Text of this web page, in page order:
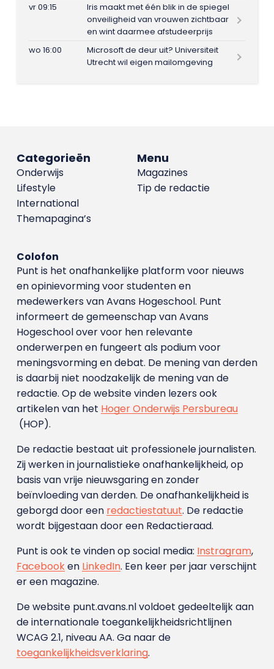
vr 09:15
Iris maakt met één blik in de spiegel
onveiligheid van vrouwen zichtbaar
en wint daarmee afstudeerprijs
wo 16:00
Microsoft de deur uit? Universiteit
Utrecht wil eigen mailomgeving
Menu
Magazines
Tip de redactie
Categorieën
Onderwijs
Lifestyle
International
Themapagina’s
Colofon
Punt is het onafhankelijke platform voor nieuws
en opinievorming voor studenten en
medewerkers van Avans Hoge­school. Punt
informeert de gemeenschap van Avans
Hogeschool over voor hen relevante
onderwerpen en fungeert als podium voor
meningsvorming en debat. De mening van derden
is daarbij niet noodzakelijk de mening van de
redactie. Op de website vinden lezers ook
artikelen van het Hoger Onderwijs Persbureau
(HOP).
De redactie bestaat uit professionele journalisten.
Zij werken in journalistieke onafhankelijkheid, op
basis van vrije nieuwsgaring en zonder
beïnvloeding van derden. De onafhankelijkheid is
geborgd door een redactiestatuut. De redactie
wordt bijgestaan door een Redactieraad.
Punt is ook te vinden op social media: Instragram,
Facebooken LinkedIn. Een keer per jaar verschijnt
er een magazine.
De website punt.avans.nl voldoet gedeeltelijk aan
de internationale toegankelijkheidsrichtlijnen
WCAG 2.1, niveau AA. Ga naar de
toegankelijkheidsverklaring.